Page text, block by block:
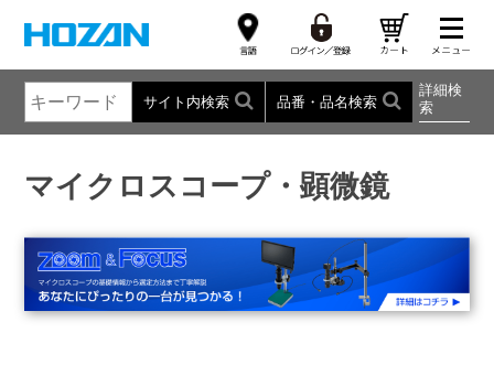
サイト内検索 品番・品名検索
詳細検
索
マイクロスコープ・顕微鏡